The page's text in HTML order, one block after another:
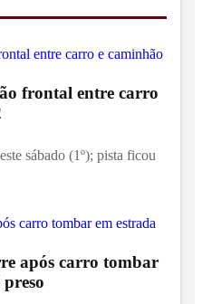
frontal entre carro
sábado (1º); pista ficou
após carro tombar